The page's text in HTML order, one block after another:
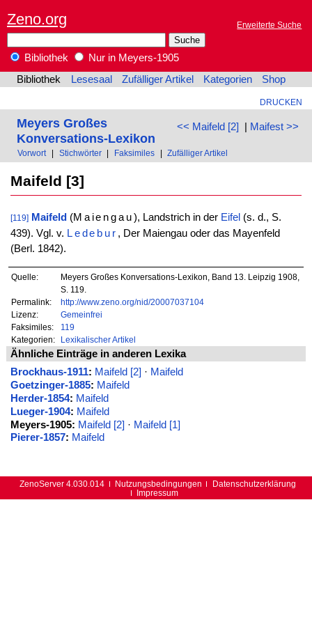
Zeno.org Erweiterte Suche
Bibliothek
Nur in Meyers-1905
Bibliothek
Lesesaal Zufälliger Artikel Kategorien Shop
DRUCKEN
<< Maifeld [2] | Maifest >>
Meyers Großes
Konversations-Lexikon
Vorwort Stichwörter Faksimiles Zufälliger Artikel
Maifeld [3]
[119] Maifeld (Maiengau), Landstrich in der Eifel (s. d., S.
439). Vgl. v. Ledebur , Der Maiengau oder das Mayenfeld
(Berl. 1842).
Quelle:
Meyers Großes Konversations-Lexikon, Band 13. Leipzig 1908,
S. 119.
Permalink:
http://www.zeno.org/nid/20007037104
Lizenz:
Gemeinfrei
Faksimiles:
119
Kategorien:
Lexikalischer Artikel
Ähnliche Einträge in anderen Lexika
Brockhaus-1911: Maifeld [2] · Maifeld
Goetzinger-1885: Maifeld
Herder-1854: Maifeld
Lueger-1904: Maifeld
Meyers-1905: Maifeld [2] · Maifeld [1]
Pierer-1857: Maifeld
ZenoServer 4.030.014 Nutzungsbedingungen
Datenschutzerklärung
Impressum